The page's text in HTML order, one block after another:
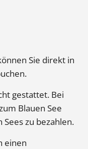
Sie direkt in
gestattet. Bei
Blauen See
Sees zu bezahlen.
einen